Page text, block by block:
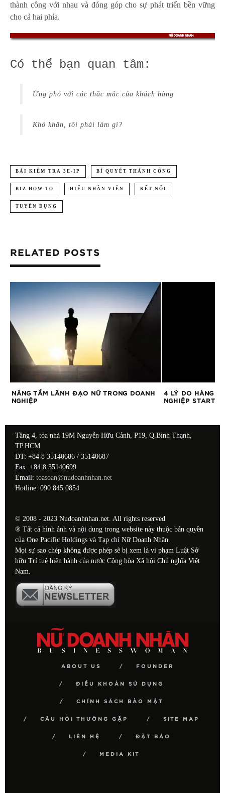
thành công với nhau và đóng góp cho sự phát triển bền vững
cho cả hai phía.
Có thể bạn quan tâm:
Ứng phó với các thắc mắc của khách hàng
Khó khăn, tôi phải làm gì?
BÀI KIỂM TRA 3E-IP BÍ QUYẾT THÀNH CÔNG
BIZ HOW TO HIỂU NHÂN VIÊN KẾT NỐI
TUYỂN DỤNG
RELATED POSTS
NÂNG TẦM LÃNH ĐẠO NỮ TRONG DOANH
NGHIỆP
4 LÝ DO HÀNG
NGHIỆP START-
Tầng 4, tòa nhà 19M Nguyễn Hữu Cảnh, P19, Q.Bình Thạnh,
TP.HCM
ĐT: +84 8 35140686 / 35140687
Fax: +84 8 35140699
Email: toasoan@nudoanhnhan.net
Hotline: 090 845 0854
© 2008 - 2023 Nudoanhnhan.net. All rights reserved
® Tất cả hình ảnh và nội dung trong website này thuộc bản quyền
của One Pacific Holdings và Tạp chí Nữ Doanh Nhân.
Mọi sự sao chép không được phép sẽ bị xem là vi phạm Luật Sở
hữu Trí tuệ hiện hành của nước Cộng hòa Xã hội Chủ nghĩa Việt
Nam.
ABOUT US FOUNDER
ĐIỀU KHOẢN SỬ DỤNG
CHÍNH SÁCH BẢO MẬT
CÂU HỎI THƯỜNG GẶP SITE MAP
LIÊN HỆ ĐẶT BÁO
MEDIA KIT